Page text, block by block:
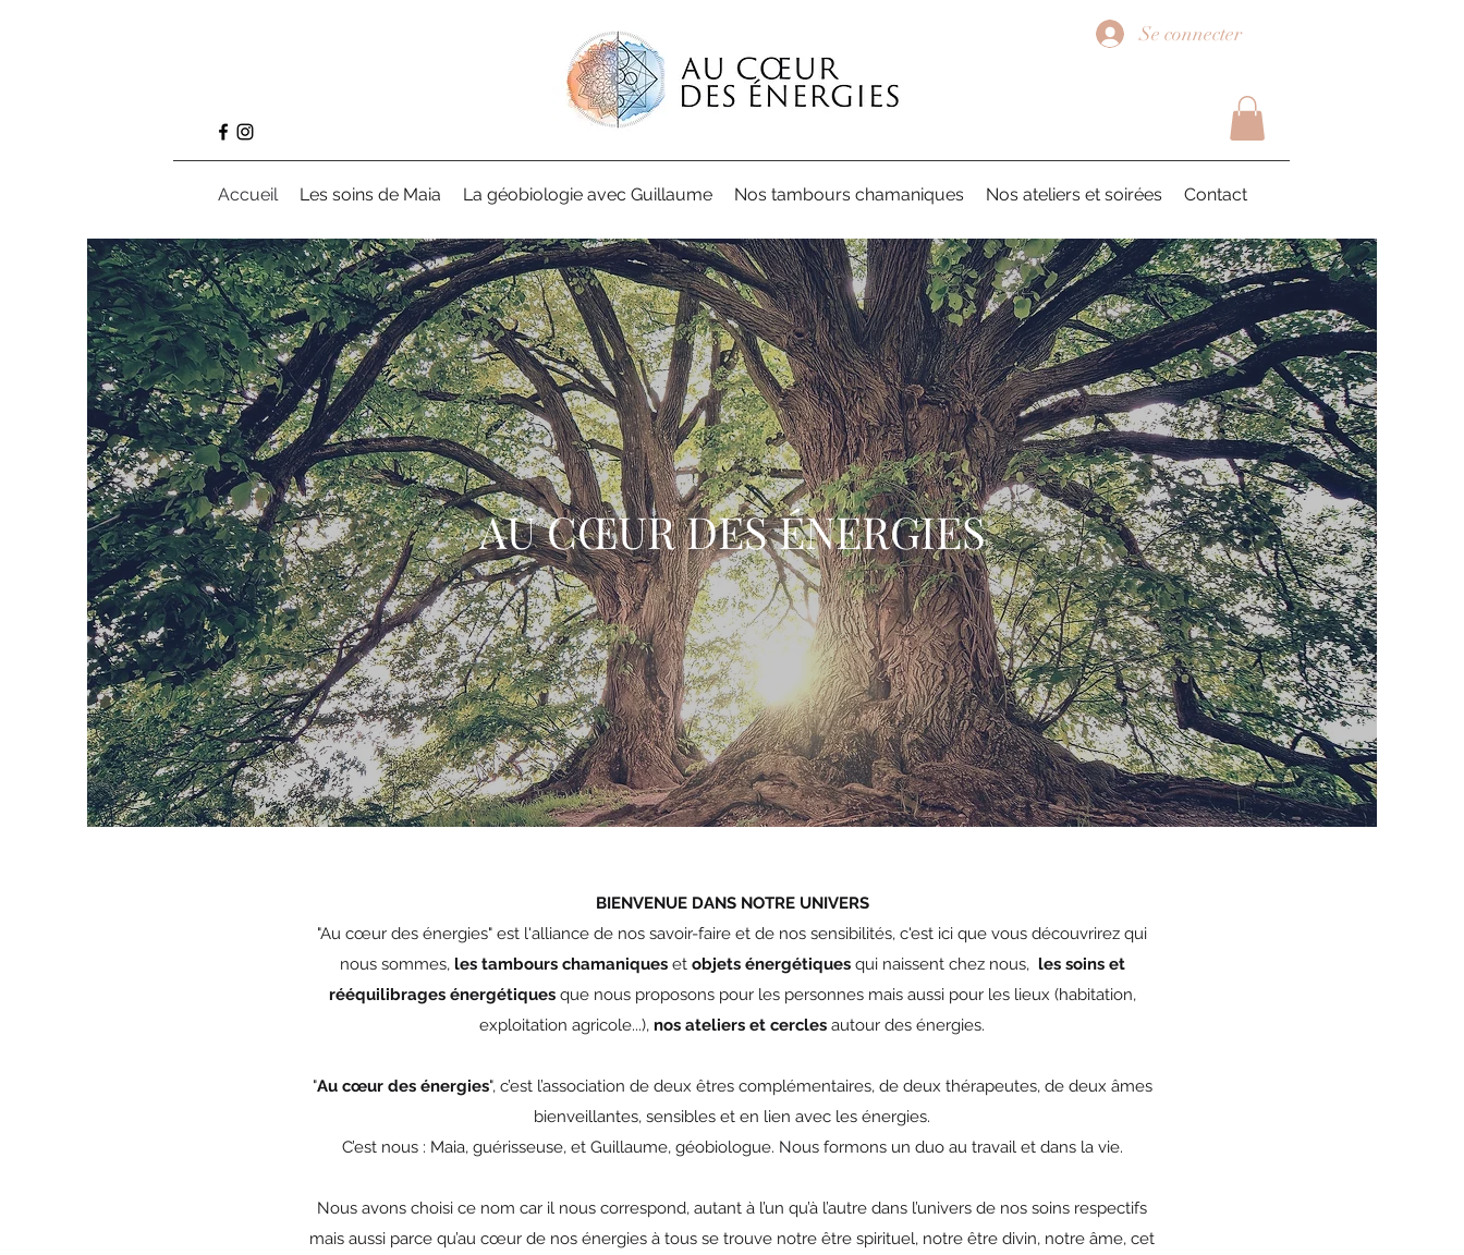
Se connecter
Accueil Les soins de Maia La géobiologie avec Guillaume Nos tambours chamaniques Nos ateliers et soirées Contact
AU CŒUR DES ÉNERGIES
BIENVENUE DANS NOTRE UNIVERS
"Au cœur des énergies" est l'alliance de nos savoir-faire et de nos sensibilités, c'est ici que vous découvrirez qui
nous sommes,les tambours chamaniqueset objets énergétiquesqui naissent chez nous, les soins et
rééquilibrages énergétiquesque nous proposons pour les personnes mais aussi pour les lieux (habitation,
exploitation agricole...), nos ateliers et cercles autour des énergies.
"Au cœur des énergies", c’est l’association de deux êtres complémentaires, de deux thérapeutes, de deux âmes
bienveillantes, sensibles et en lien avec les énergies.
C’est nous : Maia, guérisseuse, et Guillaume, géobiologue. Nous formons un duo au travail et dans la vie.
Nous avons choisi ce nom car il nous correspond, autant à l’un qu’à l’autre dans l’univers de nos soins respectifs
mais aussi parce qu’au cœur de nos énergies à tous se trouve notre être spirituel, notre être divin, notre âme, cet